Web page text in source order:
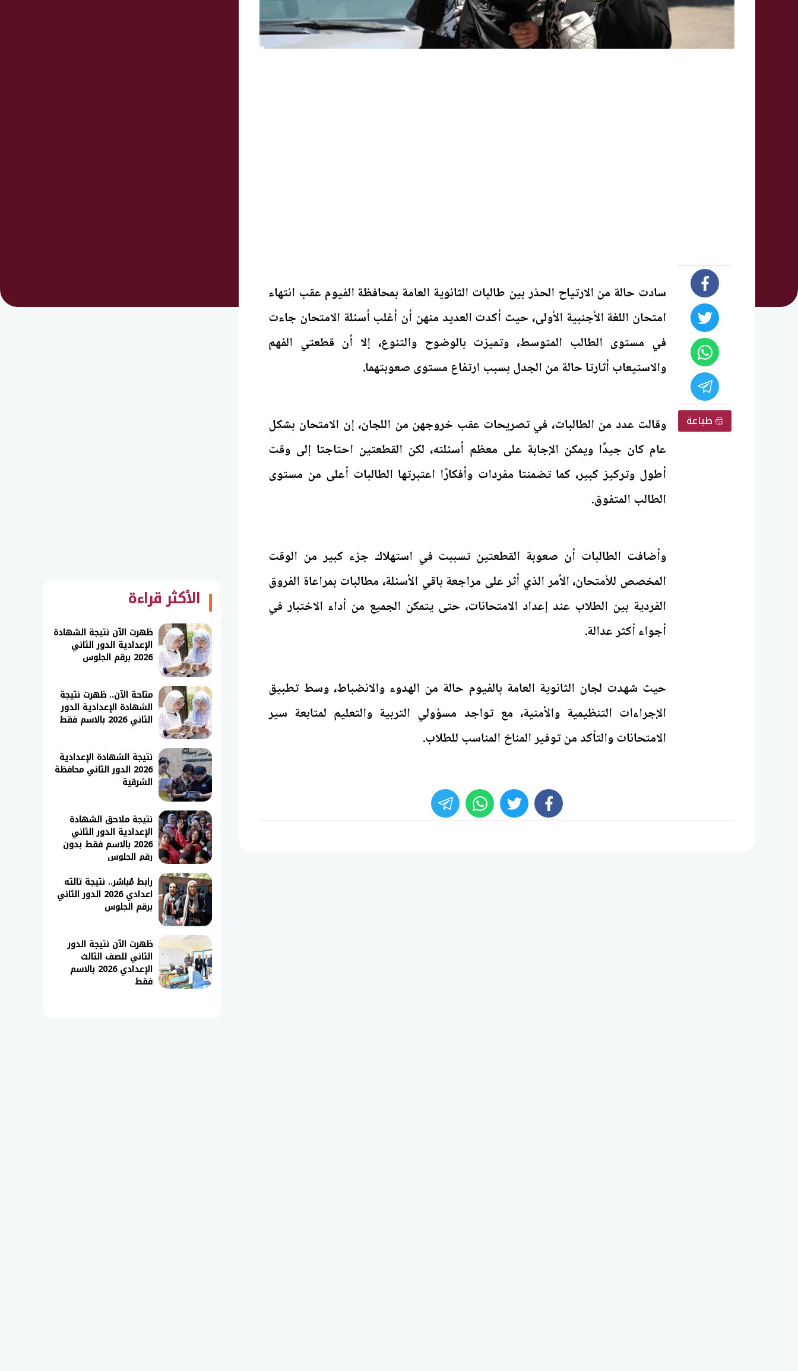
طباعة
سادت حالة من الارتياح الحذر بين طالبات الثانوية العامة بمحافظة الفيوم عقب انتهاء
امتحان اللغة الأجنبية الأولى، حيث أكدت العديد منهن أن أغلب أسئلة الامتحان جاءت
في مستوى الطالب المتوسط، وتميزت بالوضوح والتنوع، إلا أن قطعتي الفهم
والاستيعاب أثارتا حالة من الجدل بسبب ارتفاع مستوى صعوبتهما.
وقالت عدد من الطالبات، في تصريحات عقب خروجهن من اللجان، إن الامتحان بشكل
عام كان جيدًا ويمكن الإجابة على معظم أسئلته، لكن القطعتين احتاجتا إلى وقت
أطول وتركيز كبير، كما تضمنتا مفردات وأفكارًا اعتبرتها الطالبات أعلى من مستوى
الطالب المتفوق.
وأضافت الطالبات أن صعوبة القطعتين تسببت في استهلاك جزء كبير من الوقت
المخصص للأمتحان، الأمر الذي أثر على مراجعة باقي الأسئلة، مطالبات بمراعاة الفروق
الفردية بين الطلاب عند إعداد الامتحانات، حتى يتمكن الجميع من أداء الاختبار في
أجواء أكثر عدالة.
حيث شهدت لجان الثانوية العامة بالفيوم حالة من الهدوء والانضباط، وسط تطبيق
الإجراءات التنظيمية والأمنية، مع تواجد مسؤولي التربية والتعليم لمتابعة سير
الامتحانات والتأكد من توفير المناخ المناسب للطلاب.
facebook
twitter
whats
الأكثر قراءة
ظهرت الآن نتيجة الشهادة
الإعدادية الدور الثاني
2026 برقم الجلوس
متاحة الآن.. ظهرت نتيجة
الشهادة الإعدادية الدور
الثاني 2026 بالاسم فقط
نتيجة الشهادة الإعدادية
2026 الدور الثاني محافظة
الشرقية
نتيجة ملاحق الشهادة
الإعدادية الدور الثاني
2026 بالاسم فقط بدون
رقم الجلوس
رابط مُباشر.. نتيجة تالته
اعدادي 2026 الدور الثاني
برقم الجلوس
ظهرت الآن نتيجة الدور
الثاني للصف الثالث
الإعدادي 2026 بالاسم
فقط